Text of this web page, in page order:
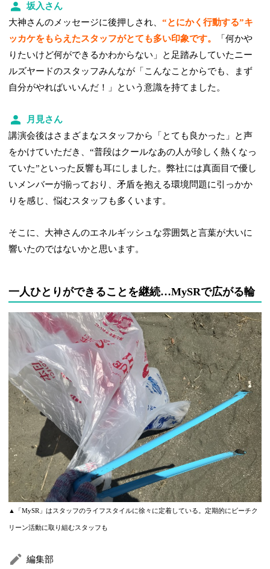
坂入さん
大神さんのメッセージに後押しされ、“とにかく行動する”キ
ッカケをもらえたスタッフがとても多い印象です。
「何かや
りたいけど何ができるかわからない」と足踏みしていたニー
ルズヤードのスタッフみんなが「こんなことからでも、まず
自分がやればいいんだ！」という意識を持てました。
月見さん
講演会後はさまざまなスタッフから「とても良かった」と声
をかけていただき、“普段はクールなあの人が珍しく熱くなっ
ていた”といった反響も耳にしました。弊社には真面目で優し
いメンバーが揃っており、矛盾を抱える環境問題に引っかか
りを感じ、悩むスタッフも多くいます。
そこに、大神さんのエネルギッシュな雰囲気と言葉が大いに
響いたのではないかと思います。
一人ひとりができることを継続…MySRで広がる輪
▲「MySR」はスタッフのライフスタイルに徐々に定着している。定期的にビーチク
リーン活動に取り組むスタッフも
編集部